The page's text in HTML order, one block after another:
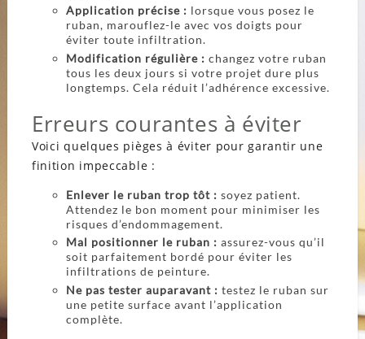
Application précise : lorsque vous posez le
ruban, marouflez-le avec vos doigts pour
éviter toute infiltration.
Modification régulière : changez votre ruban
tous les deux jours si votre projet dure plus
longtemps. Cela réduit l’adhérence excessive.
Erreurs courantes à éviter
Voici quelques pièges à éviter pour garantir une
finition impeccable :
Enlever le ruban trop tôt : soyez patient.
Attendez le bon moment pour minimiser les
risques d’endommagement.
Mal positionner le ruban : assurez-vous qu’il
soit parfaitement bordé pour éviter les
infiltrations de peinture.
Ne pas tester auparavant : testez le ruban sur
une petite surface avant l’application
complète.